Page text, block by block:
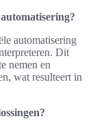
automatisering
Dit
nemen en
wat resulteert in